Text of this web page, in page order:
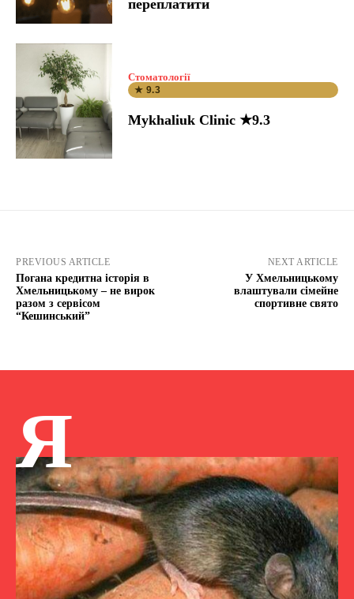
переплатити
Стоматології
★ 9.3
Mykhaliuk Clinic ★9.3
PREVIOUS ARTICLE
Погана кредитна історія в
Хмельницькому – не вирок
разом з сервісом
“Кешинський”
NEXT ARTICLE
У Хмельницькому
влаштували сімейне
спортивне свято
Я